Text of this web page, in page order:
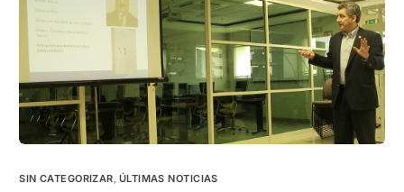
SIN CATEGORIZAR ÚLTIMAS NOTICIAS